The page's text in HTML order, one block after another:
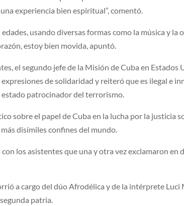
experiencia bien espiritual”, comentó.
usando diversas formas como la música y la
estoy bien movida, apuntó.
el segundo jefe de la Misión de Cuba en Estados
de solidaridad y reiteró que es ilegal e
patrocinador del terrorismo.
sobre el papel de Cuba en la lucha por la justicia
disímiles confines del mundo.
los asistentes que una y otra vez exclamaron en
a cargo del dúo Afrodélica y de la intérprete Luci
patria.